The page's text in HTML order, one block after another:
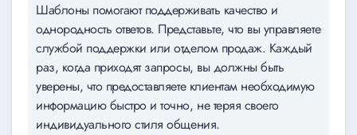
Шаблоны помогают поддерживать качество и
однородность ответов. Представьте, что вы управляете
службой поддержки или отделом продаж. Каждый
раз, когда приходят запросы, вы должны быть
уверены, что предоставляете клиентам необходимую
информацию быстро и точно, не теряя своего
индивидуального стиля общения.